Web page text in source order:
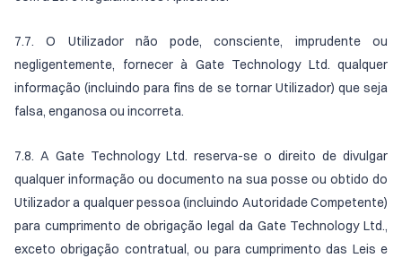
7.7. O Utilizador não pode, consciente, imprudente ou
negligentemente, fornecer à Gate Technology Ltd. qualquer
informação (incluindo para fins de se tornar Utilizador) que seja
falsa, enganosa ou incorreta.
7.8. A Gate Technology Ltd. reserva-se o direito de divulgar
qualquer informação ou documento na sua posse ou obtido do
Utilizador a qualquer pessoa (incluindo Autoridade Competente)
para cumprimento de obrigação legal da Gate Technology Ltd.,
exceto obrigação contratual, ou para cumprimento das Leis e